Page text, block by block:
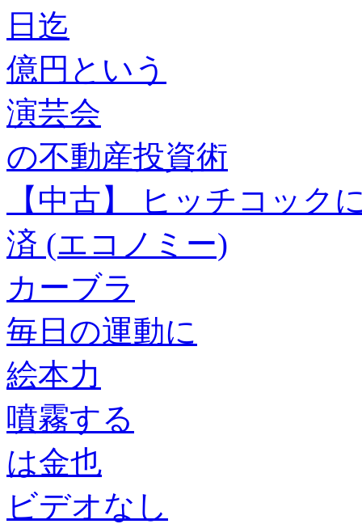
日迄
億円という
演芸会
の不動産投資術
【中古】 ヒッチコック
済 (エコノミー)
カーブラ
毎日の運動に
絵本力
噴霧する
は金也
ビデオなし